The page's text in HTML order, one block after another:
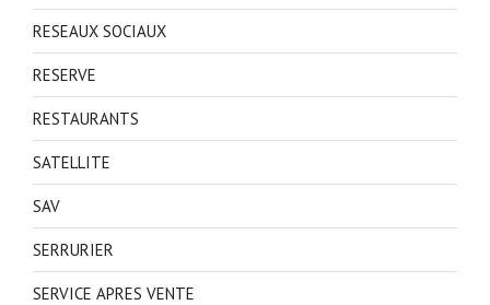
RESEAUX SOCIAUX
RESERVE
RESTAURANTS
SATELLITE
SAV
SERRURIER
SERVICE APRES VENTE